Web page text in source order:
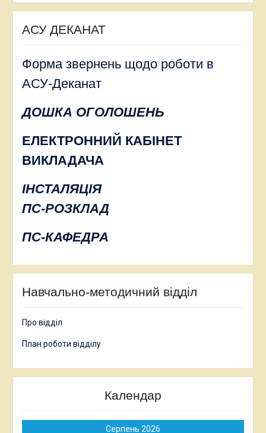
АСУ ДЕКАНАТ
Форма звернень щодо роботи в
АСУ-Деканат
ДОШКА ОГОЛОШЕНЬ
ЕЛЕКТРОННИЙ КАБІНЕТ
ВИКЛАДАЧА
ІНСТАЛЯЦІЯ
ПС-РОЗКЛАД
ПС-КАФЕДРА
Навчально-методичний відділ
Про відділ
План роботи відділу
Календар
Серпень 2026